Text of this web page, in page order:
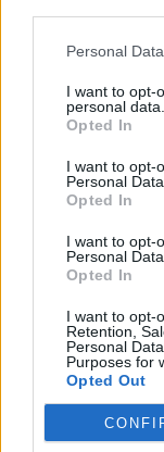
Personal
I want to opt-
personal data.
Opted In
I want to opt-
Personal Data.
Opted In
I want to opt-
Personal
Opted In
I want to opt-
Retention,
Personal
Purposes for
Opted Out